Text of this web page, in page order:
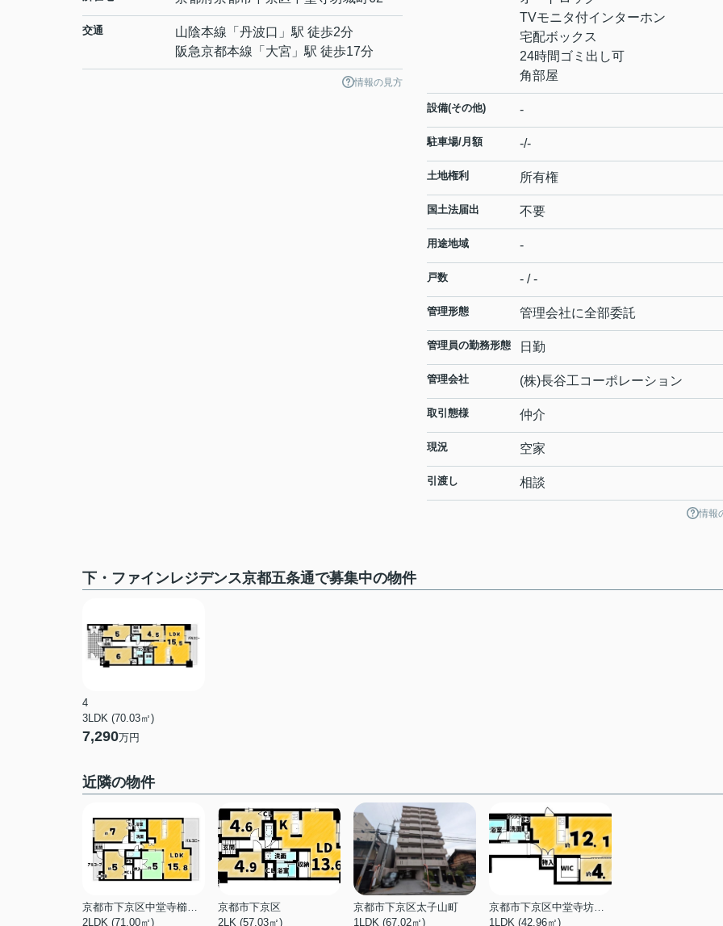
交通 山陰本線 「 丹波口 」駅 徒歩2分
阪急京都本線 「 大宮 」駅 徒歩17分
情報の見方
TVモニタ付インターホン
宅配ボックス
24時間ゴミ出し可
角部屋
設備(その他) -
駐車場/月額 -/-
土地権利 所有権
国土法届出 不要
用途地域 -
戸数 - / -
管理形態 管理会社に全部委託
管理員の勤務形態 日勤
管理会社 (株)長谷工コーポレーション
取引態様 仲介
現況 空家
引渡し 相談
情報
下・ファインレジデンス京都五条通で募集中の物件
4
3LDK (70.03㎡)
7,290万円
近隣の物件
京都市下京区中堂寺櫛笥町
2LDK (71.00㎡)
京都市下京区
2LK (57.03㎡)
京都市下京区太子山町
1LDK (67.02㎡)
京都市下京区中堂寺坊城町
1LDK (42.96㎡)